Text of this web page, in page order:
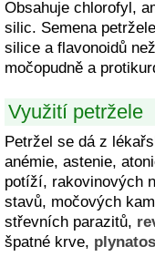
Obsahuje chlorofyl,
silic. Semena
silice a flavonoidů
močopudně a
Využití petržele
Petržel se dá z
anémie, astenie,
potíží, rakovinových
stavů, močových
střevních parazitů,
špatné krve,